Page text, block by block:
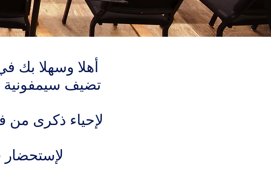
أهلا وسهلا بك
تضيف سيمفونية
لإحياء ذكرى من
لإستحضار